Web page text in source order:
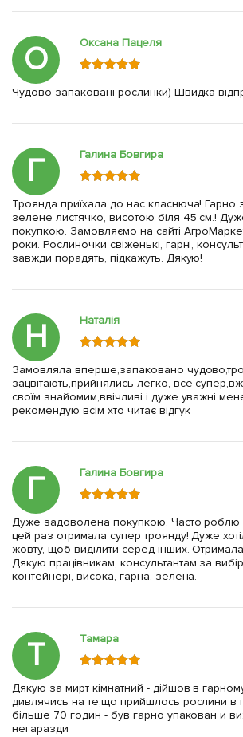
О Оксана Пацеля
Чудово запаковані рослинки) Швидка
Г Галина Бовгира
Троянда приїхала до нас класнюча! Гарно
зелене листячко, висотою біля 45 см.!
покупкою. Замовляємо на сайті
роки. Рослиночки свіженькі, гарні,
завжди порадять, підкажуть. Дякую!
Н Наталія
Замовляла вперше,запаковано
зацвітають,прийнялись легко, все
своїм знайомим,ввічливі і дуже уважні
рекомендую всім хто читає відгук
Г Галина Бовгира
Дуже задоволена покупкою. Часто
цей раз отримала супер троянду! Дуже
жовту, щоб виділити серед інших.
Дякую працівникам, консультантам за
контейнері, висока, гарна, зелена.
Т Тамара
Дякую за мирт кімнатний - дійшов в
дивлячись на те,що прийшлось рослини в
більше 70 годин - був гарно упакован и
негаразди